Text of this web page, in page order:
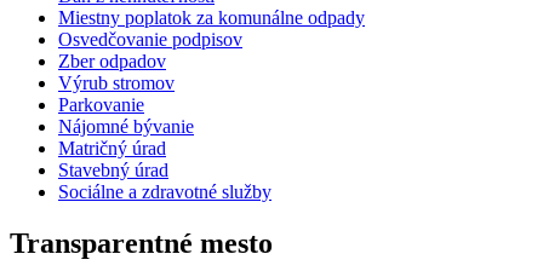
Miestny poplatok za komunálne odpady
Osvedčovanie podpisov
Zber odpadov
Výrub stromov
Parkovanie
Nájomné bývanie
Matričný úrad
Stavebný úrad
Sociálne a zdravotné služby
Transparentné mesto